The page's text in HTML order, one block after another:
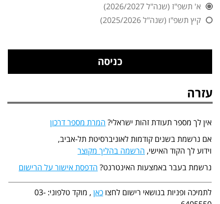
א' תשפ"ז (שנה"ל 2026/2027)
קיץ תשפ"ו (שנה"ל 2025/2026)
עזרה
אין לך מספר תעודת זהות ישראלי? המרת מספר דרכון
אם נרשמת בשנים קודמות לאוניברסיטת תל-אביב,
וידוע לך הקוד האישי, הרשמה בהליך מקוצר
נרשמת בעבר באמצעות האינטרנט? הדפסת אישור על הרישום
לתמיכה ופניות בנושאי רישום לחצו כאן
, מוקד טלפוני: 03-